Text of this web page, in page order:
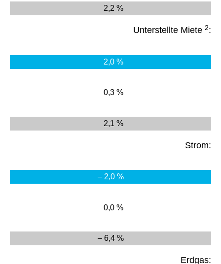
2,2 %
Unterstellte Miete 2:
2,0 %
0,3 %
2,1 %
Strom:
– 2,0 %
0,0 %
– 6,4 %
Erdgas: